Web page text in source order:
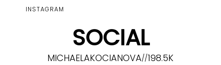
INSTAGRAM
SOCIAL
MICHAELAKOCIANOVA//198.5K